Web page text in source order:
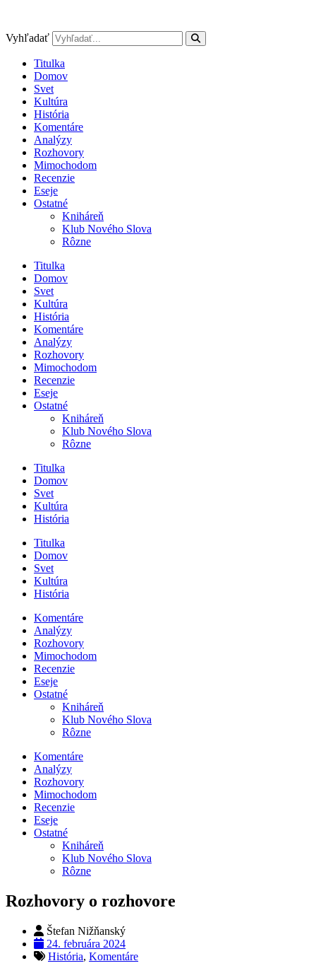
obsah
Vyhľadať
Titulka
Domov
Svet
Kultúra
História
Komentáre
Analýzy
Rozhovory
Mimochodom
Recenzie
Eseje
Ostatné
Kniháreň
Klub Nového Slova
Rôzne
Titulka
Domov
Svet
Kultúra
História
Komentáre
Analýzy
Rozhovory
Mimochodom
Recenzie
Eseje
Ostatné
Kniháreň
Klub Nového Slova
Rôzne
Titulka
Domov
Svet
Kultúra
História
Titulka
Domov
Svet
Kultúra
História
Komentáre
Analýzy
Rozhovory
Mimochodom
Recenzie
Eseje
Ostatné
Kniháreň
Klub Nového Slova
Rôzne
Komentáre
Analýzy
Rozhovory
Mimochodom
Recenzie
Eseje
Ostatné
Kniháreň
Klub Nového Slova
Rôzne
Rozhovory o rozhovore
Štefan Nižňanský
24. februára 2024
História, Komentáre